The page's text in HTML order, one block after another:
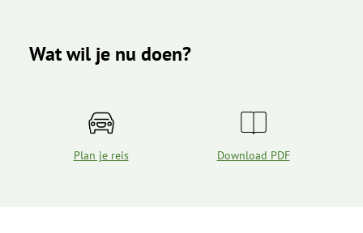
Wat wil je nu doen?
Plan je reis Download PDF